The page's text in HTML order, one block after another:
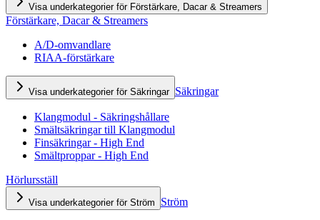
Visa underkategorier för Förstärkare, Dacar & Streamers
Förstärkare, Dacar & Streamers
A/D-omvandlare
RIAA-förstärkare
Visa underkategorier för Säkringar Säkringar
Klangmodul - Säkringshållare
Smältsäkringar till Klangmodul
Finsäkringar - High End
Smältproppar - High End
Hörlursställ
Visa underkategorier för Ström Ström